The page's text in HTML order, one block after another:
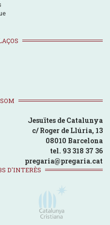
Jesuïtes de Catalunya
c/ Roger de Llúria, 13
08010 Barcelona
tel. 93 318 37 36
pregaria@pregaria.cat
D'INTERÈS